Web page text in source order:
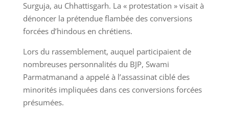
Surguja, au Chhattisgarh. La « protestation » visait à
dénoncer la prétendue flambée des conversions
forcées d’hindous en chrétiens.
Lors du rassemblement, auquel participaient de
nombreuses personnalités du BJP, Swami
Parmatmanand a appelé à l’assassinat ciblé des
minorités impliquées dans ces conversions forcées
présumées.